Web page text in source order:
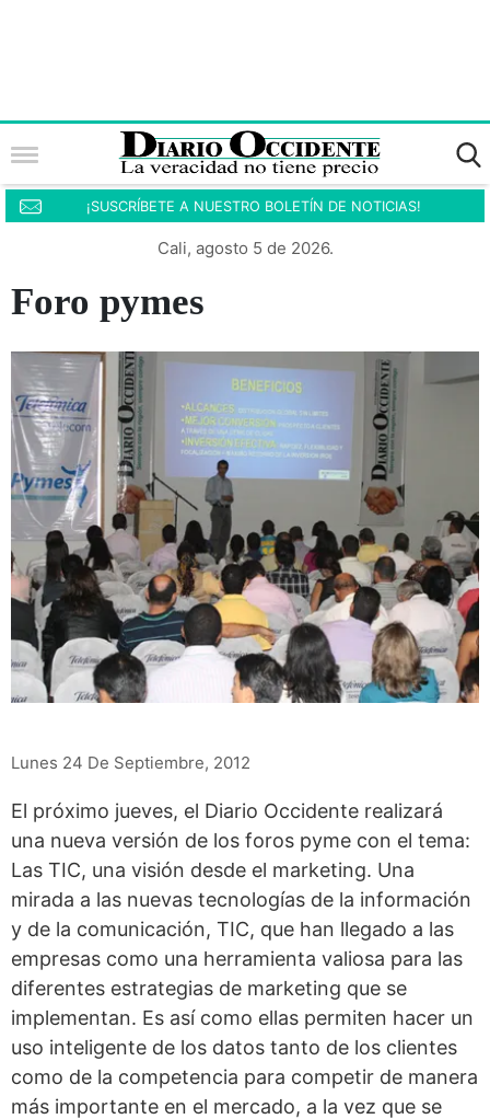
¡SUSCRÍBETE A NUESTRO BOLETÍN DE NOTICIAS!
Cali, agosto 5 de 2026.
Foro pymes
Lunes 24 De Septiembre, 2012
El próximo jueves, el Diario Occidente realizará
una nueva versión de los foros pyme con el tema:
Las TIC, una visión desde el marketing. Una
mirada a las nuevas tecnologías de la información
y de la comunicación, TIC, que han llegado a las
empresas como una herramienta valiosa para las
diferentes estrategias de marketing que se
implementan. Es así como ellas permiten hacer un
uso inteligente de los datos tanto de los clientes
como de la competencia para competir de manera
más importante en el mercado, a la vez que se